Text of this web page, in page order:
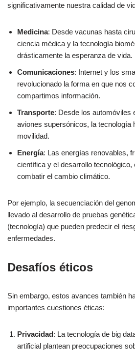
significativamente nuestra calidad de
Medicina: Desde vacunas hasta
ciencia médica y la tecnología
drásticamente la esperanza de vida.
Comunicaciones: Internet y los
revolucionado la forma en que nos
compartimos información.
Transporte: Desde los automóviles
aviones supersónicos, la tecnología
movilidad.
Energía: Las energías renovables,
científica y el desarrollo tecnológico,
combatir el cambio climático.
Por ejemplo, la secuenciación del
llevado al desarrollo de pruebas
(tecnología) que pueden predecir el
enfermedades.
Desafíos éticos
Sin embargo, estos avances también
importantes cuestiones éticas:
Privacidad: La tecnología de big
artificial plantean preocupaciones